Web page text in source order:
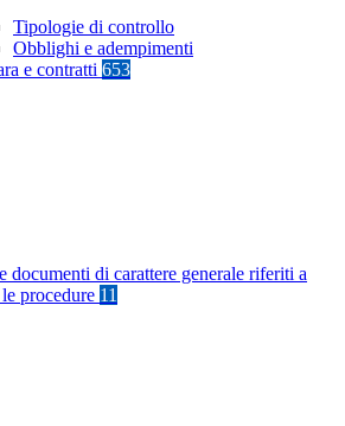
Tipologie di controllo
Obblighi e adempimenti
e contratti 653
documenti di carattere generale riferiti a
procedure 11